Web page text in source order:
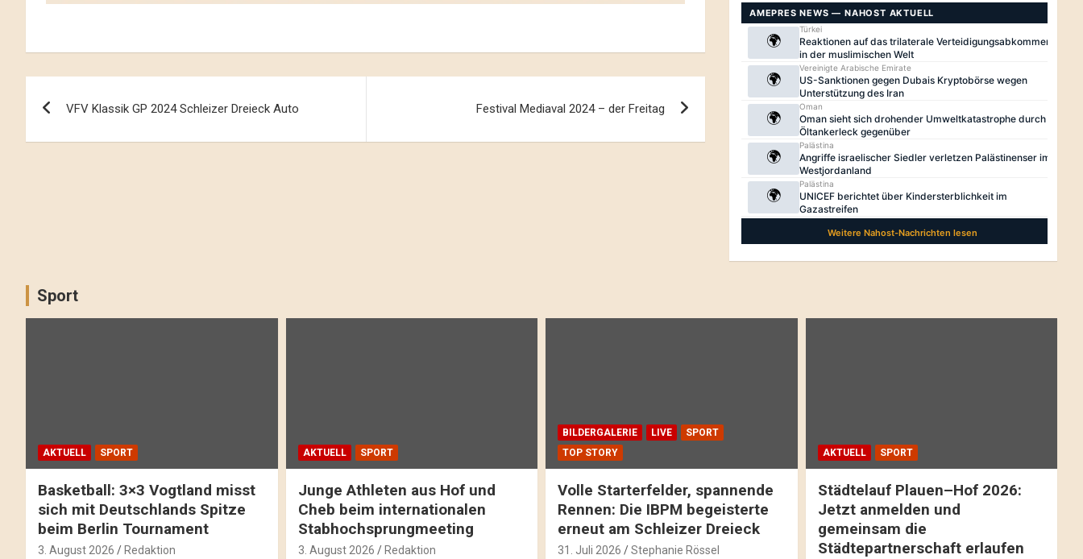
VFV Klassik GP 2024 Schleizer Dreieck Auto Festival Mediaval 2024 – der Freitag
Sport
AKTUELL SPORT
Basketball: 3×3 Vogtland misst
sich mit Deutschlands Spitze
beim Berlin Tournament
3. August 2026 Redaktion
AKTUELL SPORT
Junge Athleten aus Hof und
Cheb beim internationalen
Stabhochsprungmeeting
3. August 2026 Redaktion
BILDERGALERIE LIVE
SPORT
TOP STORY
Volle Starterfelder, spannende
Rennen: Die IBPM begeisterte
erneut am Schleizer Dreieck
31. Juli 2026 Stephanie Rössel
AKTUELL SPORT
Städtelauf Plauen–Hof 2026:
Jetzt anmelden und
gemeinsam die
Städtepartnerschaft erlaufen